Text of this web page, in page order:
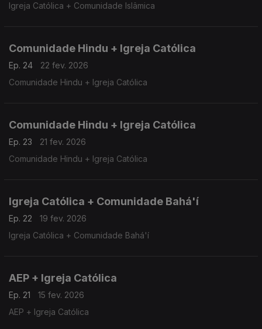
Igreja Católica + Comunidade Islâmica
Comunidade Hindu + Igreja Católica
Ep. 24
22 fev. 2026
Comunidade Hindu + Igreja Católica
Comunidade Hindu + Igreja Católica
Ep. 23
21 fev. 2026
Comunidade Hindu + Igreja Católica
Igreja Católica + Comunidade Bahá'í
Ep. 22
19 fev. 2026
Igreja Católica + Comunidade Bahá'í
AEP + Igreja Católica
Ep. 21
15 fev. 2026
AEP + Igreja Católica